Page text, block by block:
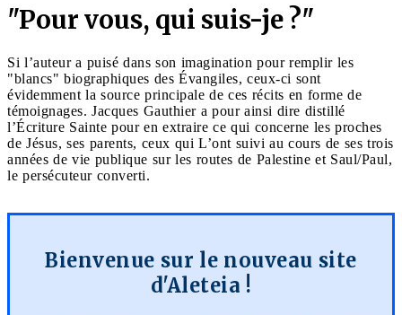
"Pour vous, qui suis-je ?"
Si l’auteur a puisé dans son imagination pour remplir les
"blancs" biographiques des Évangiles, ceux-ci sont
évidemment la source principale de ces récits en forme de
témoignages. Jacques Gauthier a pour ainsi dire distillé
l’Écriture Sainte pour en extraire ce qui concerne les proches
de Jésus, ses parents, ceux qui L’ont suivi au cours de ses trois
années de vie publique sur les routes de Palestine et Saul/Paul,
le persécuteur converti.
Bienvenue sur le nouveau site
d'Aleteia !